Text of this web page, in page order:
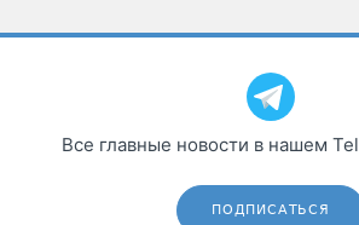
Все главные новости в нашем
ПОДПИСАТЬСЯ